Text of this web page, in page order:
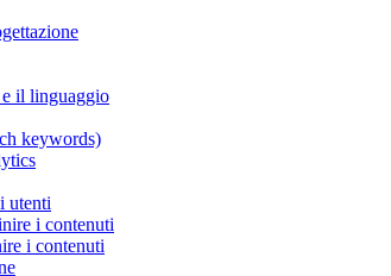
il linguaggio
keywords)
utenti
i contenuti
i contenuti